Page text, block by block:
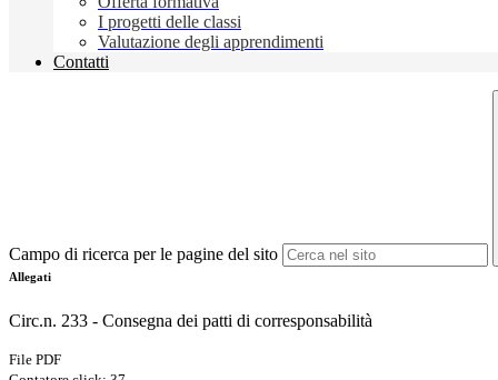
I progetti delle classi
Valutazione degli apprendimenti
Contatti
Campo di ricerca per le pagine del sito
Allegati
Circ.n. 233 - Consegna dei patti di corresponsabilità
File PDF